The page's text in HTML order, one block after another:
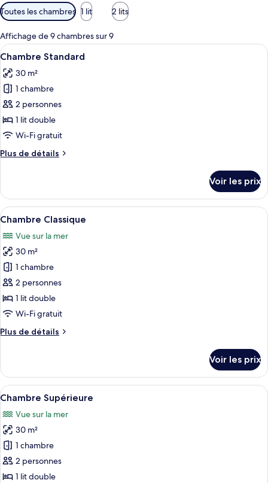
Filtres
disponibles
pour
les
chambres
Toutes les chambres 1 lit 2 lits
Affichage de 9 chambres sur 9
Afficher
toutes
les
photos
pour
ce
type
chambre :
Minibar, coffres-forts dans les
20
Chambre Standard
30 m²
1 chambre
2 personnes
1 lit double
Wi-Fi gratuit
Plus de détails
Plus
le
type
de
Chambre
Standard
Voir les prix
Afficher
toutes
les
photos
pour
ce
type
de
chambre :
Chambre
Minibar, coffres-forts dans les
7
Chambre Classique
Vue sur la mer
30 m²
1 chambre
2 personnes
1 lit double
Wi-Fi gratuit
Plus de détails
Plus
le
type
de
Chambre
Classique
Voir les prix
Afficher
toutes
les
photos
pour
ce
type
Chambre Supérieure | Minibar,
6
Chambre Supérieure
Vue sur la mer
30 m²
1 chambre
2 personnes
1 lit double